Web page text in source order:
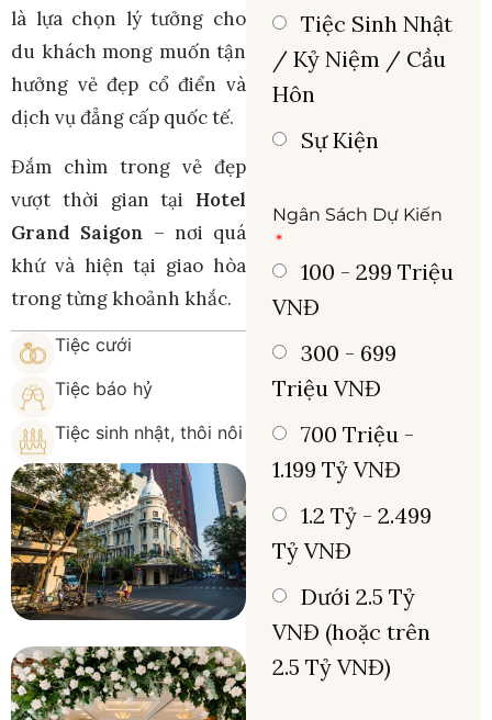
là lựa chọn lý tưởng cho
du khách mong muốn tận
hưởng vẻ đẹp cổ điển và
dịch vụ đẳng cấp quốc tế.
Đắm chìm trong vẻ đẹp
vượt thời gian tại Hotel
Grand Saigon – nơi quá
khứ và hiện tại giao hòa
trong từng khoảnh khắc.
Tiệc cưới
Tiệc báo hỷ
Tiệc sinh nhật, thôi nôi
Tiệc Sinh Nhật
/ Kỷ Niệm / Cầu
Hôn
Sự Kiện
Ngân Sách Dự Kiến
100 - 299 Triệu
VNĐ
300 - 699
Triệu VNĐ
700 Triệu -
1.199 Tỷ VNĐ
1.2 Tỷ - 2.499
Tỷ VNĐ
Dưới 2.5 Tỷ
VNĐ (hoặc trên
2.5 Tỷ VNĐ)